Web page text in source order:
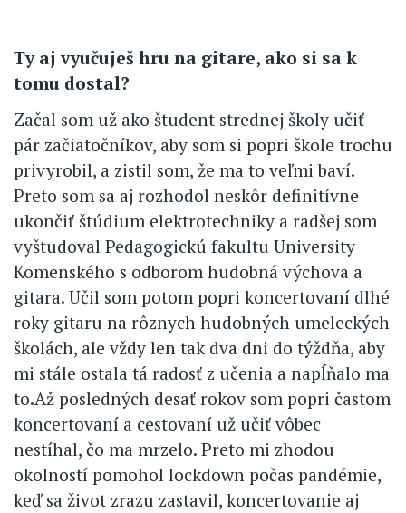
Ty aj vyučuješ hru na gitare, ako si sa k
tomu dostal?
Začal som už ako študent strednej školy učiť
pár začiatočníkov, aby som si popri škole trochu
privyrobil, a zistil som, že ma to veľmi baví.
Preto som sa aj rozhodol neskôr definitívne
ukončiť štúdium elektrotechniky a radšej som
vyštudoval Pedagogickú fakultu University
Komenského s odborom hudobná výchova a
gitara. Učil som potom popri koncertovaní dlhé
roky gitaru na rôznych hudobných umeleckých
školách, ale vždy len tak dva dni do týždňa, aby
mi stále ostala tá radosť z učenia a napĺňalo ma
to.Až posledných desať rokov som popri častom
koncertovaní a cestovaní už učiť vôbec
nestíhal, čo ma mrzelo. Preto mi zhodou
okolností pomohol lockdown počas pandémie,
keď sa život zrazu zastavil, koncertovanie aj